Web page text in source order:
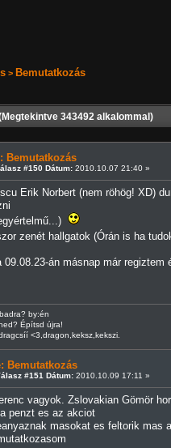
> Bemutatkozás
343492 alkalommal)
Bemutatkozás
#150 Dátum:2010.10.07 21:40 »
Erik Norbert (nem röhög! XD)
zenét hallgatok (Órán is ha
09.08.23-án másnap már
by:én
Építsd újra!
<3,dragon,keksz,kekszi.
Bemutatkozás
#151 Dátum:2010.10.09 17:11 »
vagyok. Zslovakian Gömör
penzt es az akciot
masokat es feltorik mas